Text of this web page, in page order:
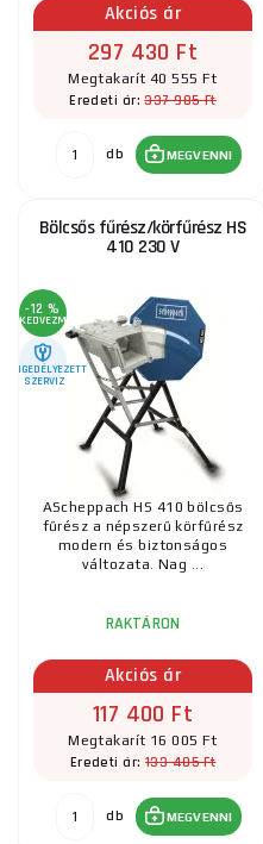
Akciós ár
297 430 Ft
Megtakarít 40 555 Ft
Eredeti ár:337 985 Ft
db MEGVENNI
Bölcsős fűrész/körfűrész HS
410 230 V
-12 %
KEDVEZMÉNY
ENGEDÉLYEZETT
SZERVIZ
AScheppach HS 410 bölcsős
fűrész a népszerű körfűrész
modern és biztonságos
változata. Nag ...
RAKTÁRON
Akciós ár
117 400 Ft
Megtakarít 16 005 Ft
Eredeti ár: 133 405 Ft
db MEGVENNI